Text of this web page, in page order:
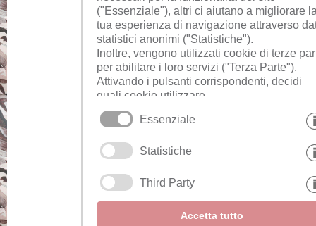
("Essenziale"), altri ci aiutano a migliorare
tua esperienza di navigazione attraverso
statistici anonimi ("Statistiche").
Inoltre, vengono utilizzati cookie di terze
per abilitare i loro servizi ("Terza Parte").
Attivando i pulsanti corrispondenti, decidi
quali cookie utilizzare.
Cliccando su "Accetta tutto", "Salva
selezione" o "Rifiuta selezione", dichiari di
Il tuo consenso Puoi revocarlo in qualsiasi
Essenziale
Statistiche
Third Party
Accetta tutto